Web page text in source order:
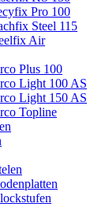
Pro 100
Steel 115
Air
Plus 100
Light 100 AS
Light 150 AS
Topline